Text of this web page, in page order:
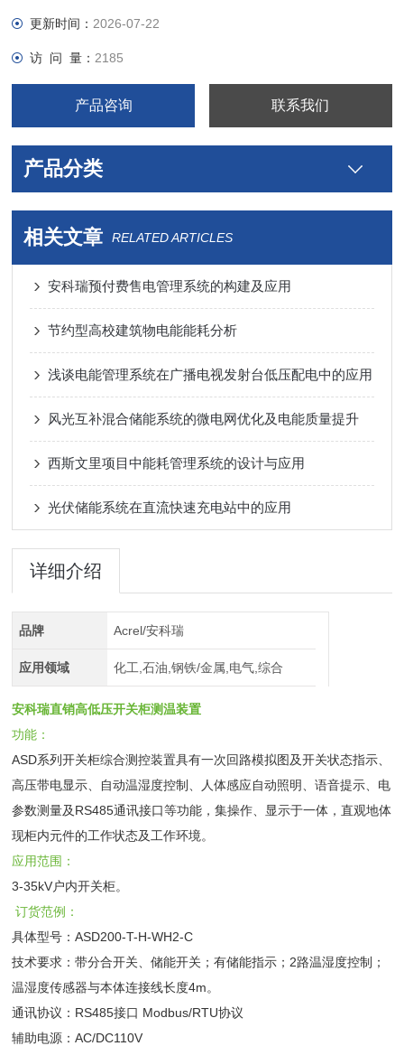
更新时间： 2026-07-22
访 问 量： 2185
产品咨询 联系我们
产品分类
相关文章 RELATED ARTICLES
安科瑞预付费售电管理系统的构建及应用
节约型高校建筑物电能能耗分析
浅谈电能管理系统在广播电视发射台低压配电中的应用
风光互补混合储能系统的微电网优化及电能质量提升
西斯文里项目中能耗管理系统的设计与应用
光伏储能系统在直流快速充电站中的应用
详细介绍
品牌 Acrel/安科瑞
应用领域 化工,石油,钢铁/金属,电气,综合
安科瑞直销高低压开关柜测温装置
功能：
ASD系列开关柜综合测控装置具有一次回路模拟图及开关状态指示、
高压带电显示、自动温湿度控制、人体感应自动照明、语音提示、电
参数测量及RS485通讯接口等功能，集操作、显示于一体，直观地体
现柜内元件的工作状态及工作环境。
应用范围：
3-35kV户内开关柜。
订货范例：
具体型号：ASD200-T-H-WH2-C
技术要求：带分合开关、储能开关；有储能指示；2路温湿度控制；
温湿度传感器与本体连接线长度4m。
通讯协议：RS485接口 Modbus/RTU协议
辅助电源：AC/DC110V